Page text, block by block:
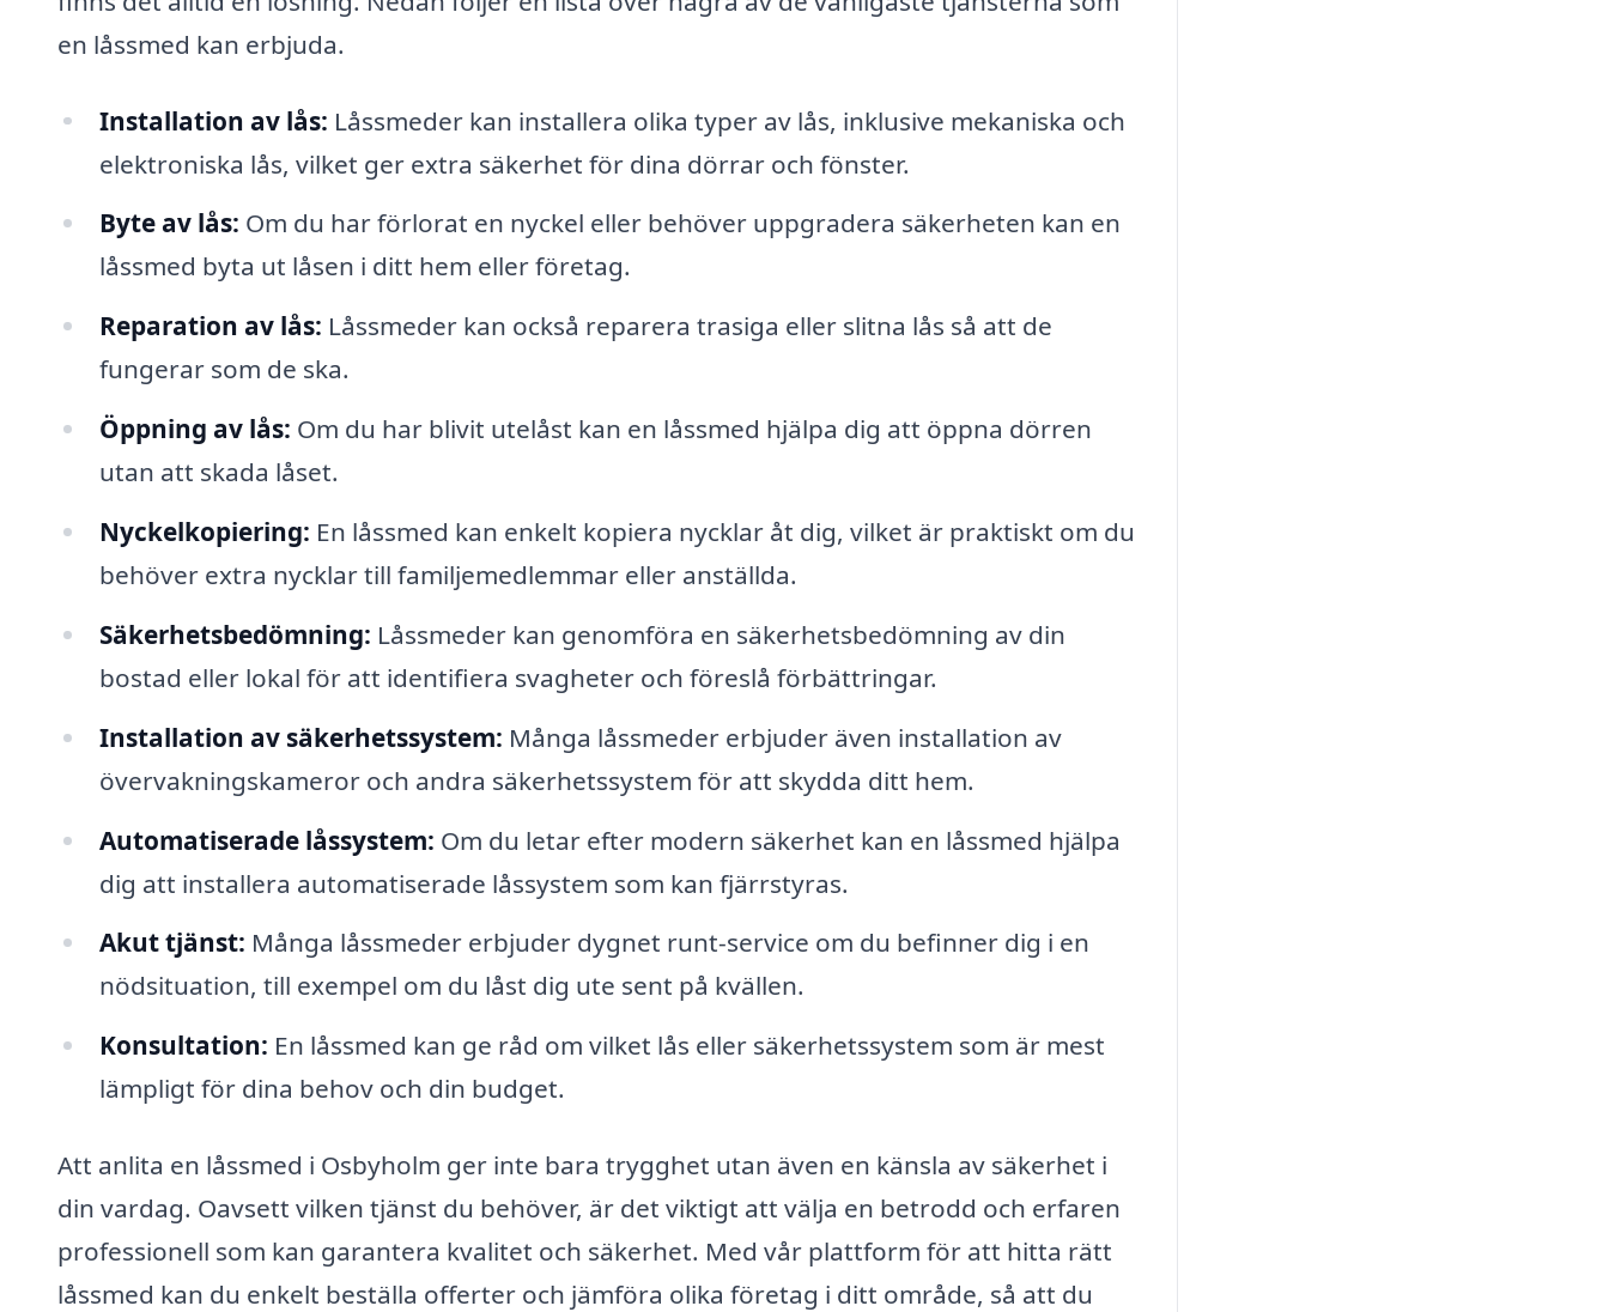
en låssmed kan erbjuda.
Installation av lås: Låssmeder kan installera olika typer av lås, inklusive mekaniska och
elektroniska lås, vilket ger extra säkerhet för dina dörrar och fönster.
Byte av lås: Om du har förlorat en nyckel eller behöver uppgradera säkerheten kan en
låssmed byta ut låsen i ditt hem eller företag.
Reparation av lås: Låssmeder kan också reparera trasiga eller slitna lås så att de
fungerar som de ska.
Öppning av lås: Om du har blivit utelåst kan en låssmed hjälpa dig att öppna dörren
utan att skada låset.
Nyckelkopiering: En låssmed kan enkelt kopiera nycklar åt dig, vilket är praktiskt om du
behöver extra nycklar till familjemedlemmar eller anställda.
Säkerhetsbedömning: Låssmeder kan genomföra en säkerhetsbedömning av din
bostad eller lokal för att identifiera svagheter och föreslå förbättringar.
Installation av säkerhetssystem: Många låssmeder erbjuder även installation av
övervakningskameror och andra säkerhetssystem för att skydda ditt hem.
Automatiserade låssystem: Om du letar efter modern säkerhet kan en låssmed hjälpa
dig att installera automatiserade låssystem som kan fjärrstyras.
Akut tjänst: Många låssmeder erbjuder dygnet runt-service om du befinner dig i en
nödsituation, till exempel om du låst dig ute sent på kvällen.
Konsultation: En låssmed kan ge råd om vilket lås eller säkerhetssystem som är mest
lämpligt för dina behov och din budget.
Att anlita en låssmed i Osbyholm ger inte bara trygghet utan även en känsla av säkerhet i
din vardag. Oavsett vilken tjänst du behöver, är det viktigt att välja en betrodd och erfaren
professionell som kan garantera kvalitet och säkerhet. Med vår plattform för att hitta rätt
låssmed kan du enkelt beställa offerter och jämföra olika företag i ditt område, så att du